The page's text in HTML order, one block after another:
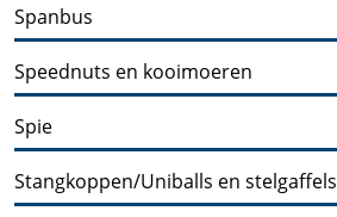
Spanbus
Speednuts en kooimoeren
Spie
Stangkoppen/Uniballs en stelgaffels